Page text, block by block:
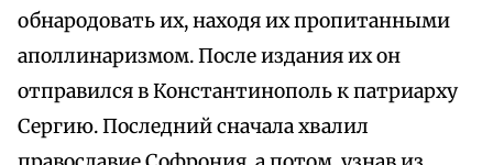
обнародовать их, находя их пропитанными
аполлинаризмом. После издания их он
отправился в Константинополь к патриарху
Сергию. Последний сначала хвалил